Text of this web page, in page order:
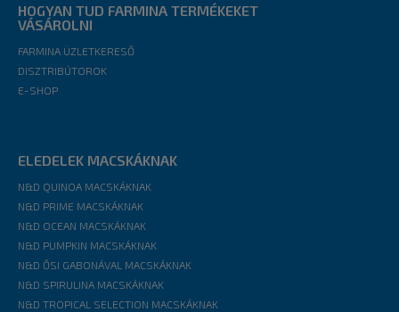
HOGYAN TUD FARMINA TERMÉKEKET
VÁSÁROLNI
FARMINA ÜZLETKERESŐ
DISZTRIBÚTOROK
E-SHOP
ELEDELEK MACSKÁKNAK
N&D QUINOA MACSKÁKNAK
N&D PRIME MACSKÁKNAK
N&D OCEAN MACSKÁKNAK
N&D PUMPKIN MACSKÁKNAK
N&D ŐSI GABONÁVAL MACSKÁKNAK
N&D SPIRULINA MACSKÁKNAK
N&D TROPICAL SELECTION MACSKÁKNAK